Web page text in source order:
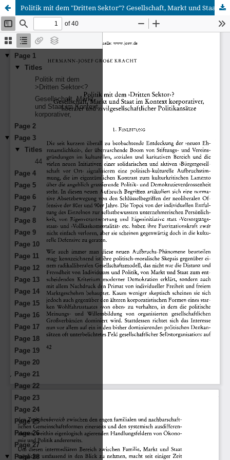
Politik mit dem "Dritten Sektor"? Gesellschaft, Markt und Staat im Kontext korporativer, liberaler und zivilgesellschaftlicher Politikansätze